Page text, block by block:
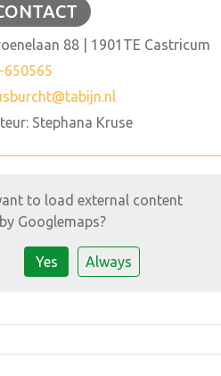
88 | 1901TE Castricum
650565
Stephana Kruse
to load external content
Googlemaps?
Yes Always